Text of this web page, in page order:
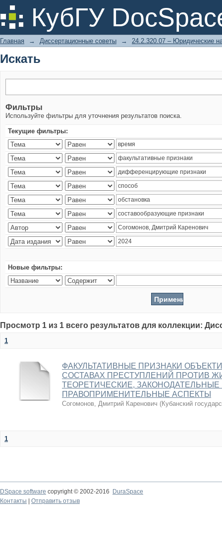
КубГУ
Искать
Главная → Диссертационные советы → 24.2.320.07 – Юридические
Искать
Фильтры
Используйте фильтры для уточнения результатов поиска.
Текущие фильтры:
Новые фильтры:
Просмотр 1 из 1 всего результатов для коллекции:
1
ФАКУЛЬТАТИВНЫЕ ПРИЗНАКИ
СОСТАВАХ ПРЕСТУПЛЕНИЙ ПРОТИВ
ТЕОРЕТИЧЕСКИЕ, ЗАКОНОДАТЕЛЬНЫЕ
ПРАВОПРИМЕНИТЕЛЬНЫЕ АСПЕКТЫ
Согомонов, Дмитрий Каренович (Кубанский
1
DSpace software copyright © 2002-2016
DuraSpace
Контакты
Отправить отзыв